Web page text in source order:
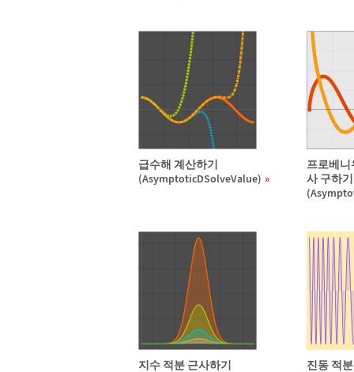
급수해 계산하기
(AsymptoticDSolveValue)
프로베
사 구하기
지수 적분 근사하기 진동 적